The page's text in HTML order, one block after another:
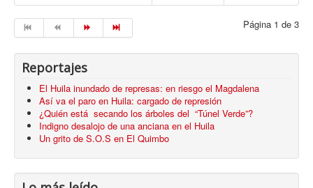
Página 1 de 3
Reportajes
El Huila inundado de represas: en riesgo el Magdalena
Así va el paro en Huila: cargado de represión
¿Quién está secando los árboles del “Túnel Verde”?
Indigno desalojo de una anciana en el Huila
Un grito de S.O.S en El Quimbo